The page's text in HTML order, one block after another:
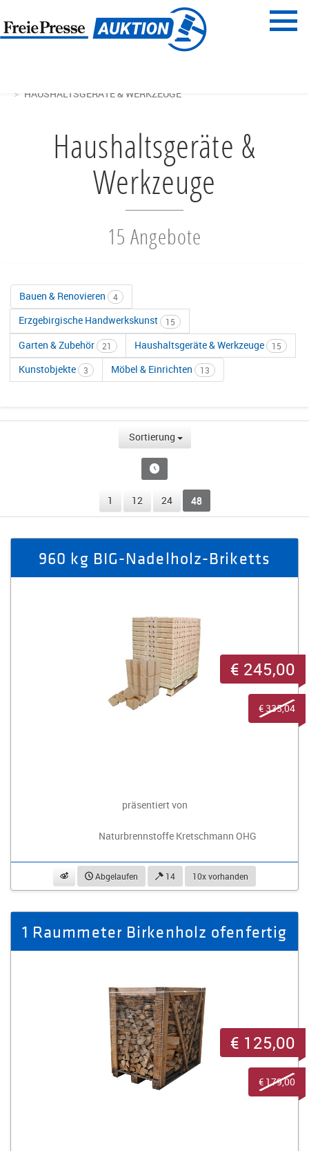
Menü
HAUSHALTSGERÄTE & WERKZEUGE
Haushaltsgeräte &
Werkzeuge
15 Angebote
Bauen & Renovieren 4
Erzgebirgische Handwerkskunst 15
Garten & Zubehör 21 Haushaltsgeräte & Werkzeuge 15
Kunstobjekte 3 Möbel & Einrichten 13
Sortierung
1 12 24 48
960 kg BIG-Nadelholz-Briketts
präsentiert von
Naturbrennstoffe Kretschmann OHG
beobachtenAbgelaufen 14 10x vorhanden
€ 245,00
€ 335,04
1 Raummeter Birkenholz ofenfertig
€ 125,00
€ 179,00